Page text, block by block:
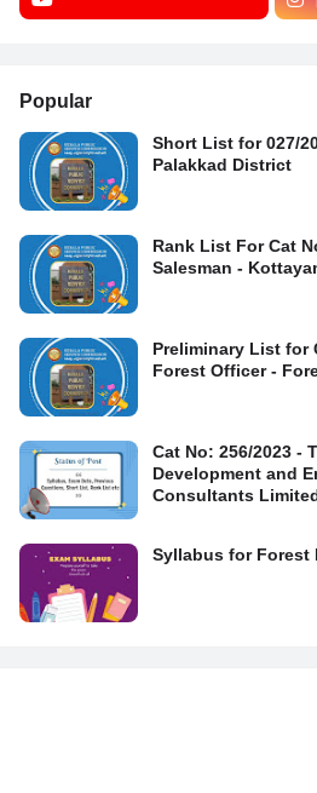
Popular
Short List for 027/
Palakkad District
Rank List For Cat
Salesman -
Preliminary List for
Forest Officer -
Cat No: 256/2023 -
Development and
Consultants
Syllabus for Forest